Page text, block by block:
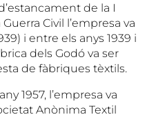
de la I
Civil l’empresa va
i entre els anys 1939 i
dels Godó va ser
de fàbriques tèxtils.
1957, l’empresa va
Anònima Textil